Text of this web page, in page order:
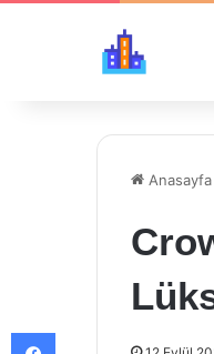
Anasayfa
Facebook